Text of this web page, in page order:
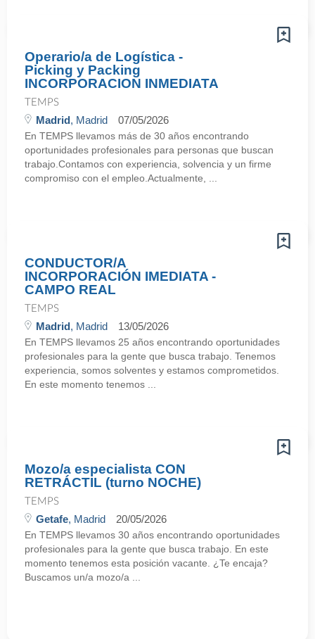
Operario/a de Logística -
Picking y Packing
INCORPORACION INMEDIATA
TEMPS
Madrid, Madrid 07/05/2026
En TEMPS llevamos más de 30 años encontrando
oportunidades profesionales para personas que buscan
trabajo.Contamos con experiencia, solvencia y un firme
compromiso con el empleo.Actualmente, ...
CONDUCTOR/A
INCORPORACIÓN IMEDIATA -
CAMPO REAL
TEMPS
Madrid, Madrid 13/05/2026
En TEMPS llevamos 25 años encontrando oportunidades
profesionales para la gente que busca trabajo. Tenemos
experiencia, somos solventes y estamos comprometidos.
En este momento tenemos ...
Mozo/a especialista CON
RETRÁCTIL (turno NOCHE)
TEMPS
Getafe, Madrid 20/05/2026
En TEMPS llevamos 30 años encontrando oportunidades
profesionales para la gente que busca trabajo. En este
momento tenemos esta posición vacante. ¿Te encaja?
Buscamos un/a mozo/a ...